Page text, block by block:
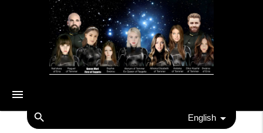
menu
search English